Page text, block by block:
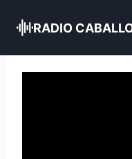
RADIO